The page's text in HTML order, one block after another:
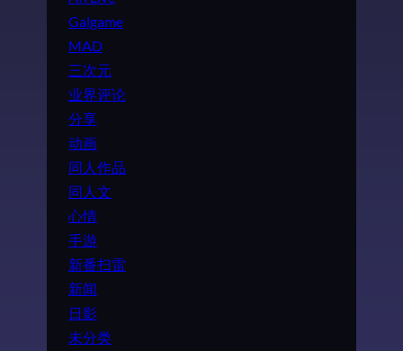
Galgame
MAD
三次元
业界评论
分享
动画
同人作品
同人文
心情
手游
新番扫雷
新闻
日影
未分类